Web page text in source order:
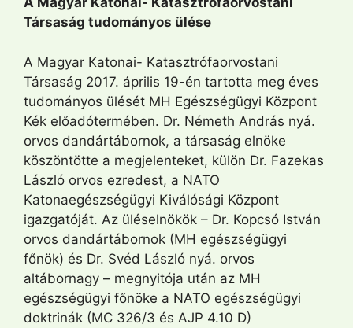
Társaság tudományos ülése
A Magyar Katonai- Katasztrófaorvostani
Társaság 2017. április 19-én tartotta meg éves
tudományos ülését MH Egészségügyi Központ
Kék előadótermében. Dr. Németh András nyá.
orvos dandártábornok, a társaság elnöke
köszöntötte a megjelenteket, külön Dr. Fazekas
László orvos ezredest, a NATO
Katonaegészségügyi Kiválósági Központ
igazgatóját. Az üléselnökök – Dr. Kopcsó István
orvos dandártábornok (MH egészségügyi
főnök) és Dr. Svéd László nyá. orvos
altábornagy – megnyitója után az MH
egészségügyi főnöke a NATO egészségügyi
doktrinák (MC 326/3 és AJP 4.10 D)